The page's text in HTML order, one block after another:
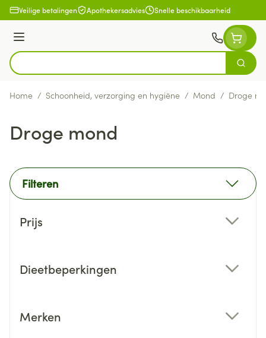
Ga naar de inhoud
Veilige betalingen Apothekersadvies Snelle beschikbaarheid
Menu
Product, merk, categorie...
Zoek
Home / Schoonheid, verzorging en hygiëne / Mond / Droge
Droge mond
Filteren
Prijs
Dieetbeperkingen
Merken